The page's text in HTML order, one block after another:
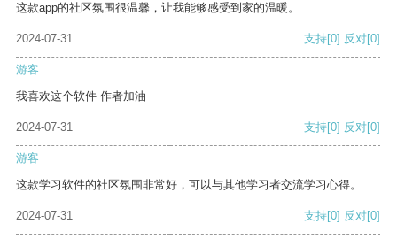
这款app的社区氛围很温馨，让我能够感受到家的温暖。
2024-07-31 支持[0] 反对[0]
游客
我喜欢这个软件 作者加油
2024-07-31 支持[0] 反对[0]
游客
这款学习软件的社区氛围非常好，可以与其他学习者交流学习心得。
2024-07-31 支持[0] 反对[0]